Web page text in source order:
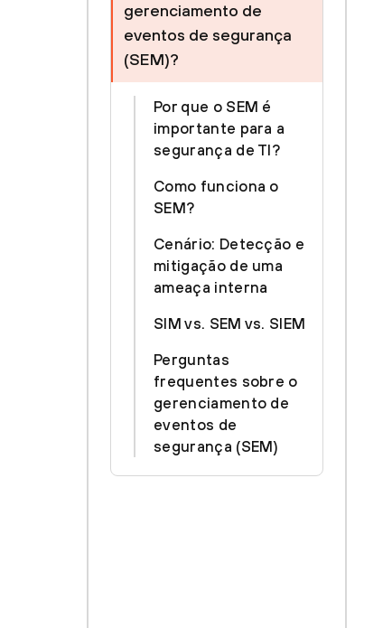
gerenciamento de
eventos de segurança
(SEM)?
Por que o SEM é
importante para a
segurança de TI?
Como funciona o
SEM?
Cenário: Detecção e
mitigação de uma
ameaça interna
SIM vs. SEM vs. SIEM
Perguntas
frequentes sobre o
gerenciamento de
eventos de
segurança (SEM)